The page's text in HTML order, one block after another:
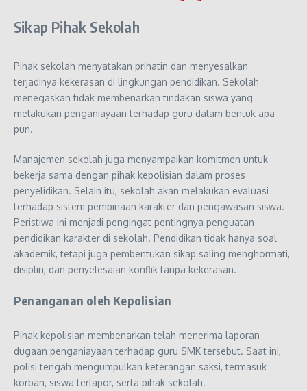
Sikap Pihak Sekolah
Pihak sekolah menyatakan prihatin dan menyesalkan
terjadinya kekerasan di lingkungan pendidikan. Sekolah
menegaskan tidak membenarkan tindakan siswa yang
melakukan penganiayaan terhadap guru dalam bentuk apa
pun.
Manajemen sekolah juga menyampaikan komitmen untuk
bekerja sama dengan pihak kepolisian dalam proses
penyelidikan. Selain itu, sekolah akan melakukan evaluasi
terhadap sistem pembinaan karakter dan pengawasan siswa.
Peristiwa ini menjadi pengingat pentingnya penguatan
pendidikan karakter di sekolah. Pendidikan tidak hanya soal
akademik, tetapi juga pembentukan sikap saling menghormati,
disiplin, dan penyelesaian konflik tanpa kekerasan.
Penanganan oleh Kepolisian
Pihak kepolisian membenarkan telah menerima laporan
dugaan penganiayaan terhadap guru SMK tersebut. Saat ini,
polisi tengah mengumpulkan keterangan saksi, termasuk
korban, siswa terlapor, serta pihak sekolah.